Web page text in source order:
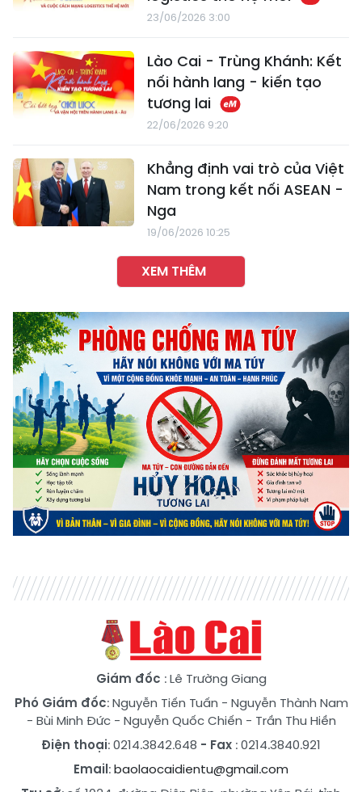
23/06/2026 3:00
Lào Cai - Trùng Khánh: Kết
nối hành lang - kiến tạo
tương lai
22/06/2026 9:20
Khẳng định vai trò của Việt
Nam trong kết nối ASEAN -
Nga
19/06/2026 10:25
XEM THÊM
Giám đốc : Lê Trường Giang
Phó Giám đốc:Nguyễn Tiến Tuấn - Nguyễn Thành Nam
- Bùi Minh Đức- Nguyễn Quốc Chiến - Trần Thu Hiền
Điện thoại: 0214.3842.648 - Fax : 0214.3840.921
Email:baolaocaidientu@gmail.com